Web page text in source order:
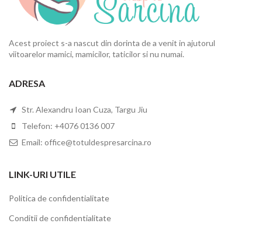
Acest proiect s-a nascut din dorinta de a venit in ajutorul
viitoarelor mamici, mamicilor, taticilor si nu numai.
ADRESA
Str. Alexandru Ioan Cuza, Targu Jiu
Telefon: +4076 0136 007
Email: office@totuldespresarcina.ro
LINK-URI UTILE
Politica de confidentialitate
Conditii de confidentialitate